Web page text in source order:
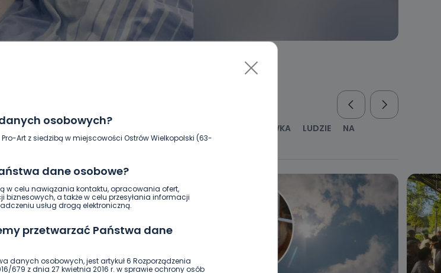
osobowych?
Art z siedzibą w miejscowości Ostrów Wielkopolski (63-
dane osobowe?
w celu nawiązania kontaktu, opracowania ofert,
biznesowych, a także w celu przesyłania informacji
usług drogą elektroniczną.
przetwarzać Państwa dane
danych osobowych, jest artykuł 6 Rozporządzenia
679 z dnia 27 kwietnia 2016 r. w sprawie ochrony osób
I FINANSE HISTORIA KULTURA I ROZRYWKA LUDZIE
NA
WASZE INFO WSZYSTKICH ŚWIĘTYCH WYWIADY